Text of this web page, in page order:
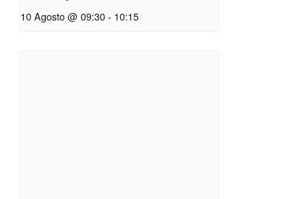
10 Agosto @ 09:30 - 10:15